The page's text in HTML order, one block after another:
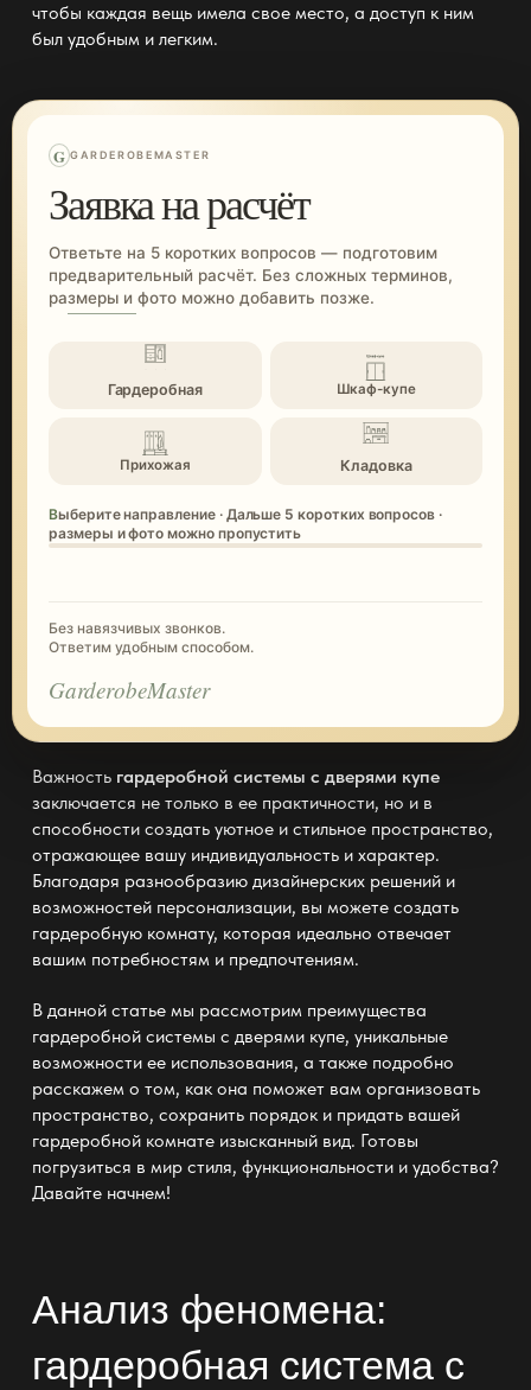
чтобы каждая вещь имела свое место, а доступ к ним
был удобным и легким.
G GARDEROBEMASTER
Заявка на расчёт
Ответьте на 5 коротких вопросов — подготовим
предварительный расчёт. Без сложных терминов,
размеры и фото можно добавить позже.
Гардеробная Шкаф-купе
Прихожая Кладовка
Выберите направление · Дальше 5 коротких вопросов ·
размеры и фото можно пропустить
Без навязчивых звонков.
Ответим удобным способом.
GarderobeMaster
Важность гардеробной системы с дверями купе
заключается не только в ее практичности, но и в
способности создать уютное и стильное пространство,
отражающее вашу индивидуальность и характер.
Благодаря разнообразию дизайнерских решений и
возможностей персонализации, вы можете создать
гардеробную комнату, которая идеально отвечает
вашим потребностям и предпочтениям.
В данной статье мы рассмотрим преимущества
гардеробной системы с дверями купе, уникальные
возможности ее использования, а также подробно
расскажем о том, как она поможет вам организовать
пространство, сохранить порядок и придать вашей
гардеробной комнате изысканный вид. Готовы
погрузиться в мир стиля, функциональности и удобства?
Давайте начнем!
Анализ феномена:
гардеробная система с